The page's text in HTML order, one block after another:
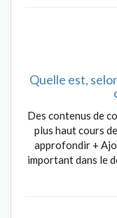
Quelle est,
Des contenus de
plus haut cours
approfondir +
important dans le